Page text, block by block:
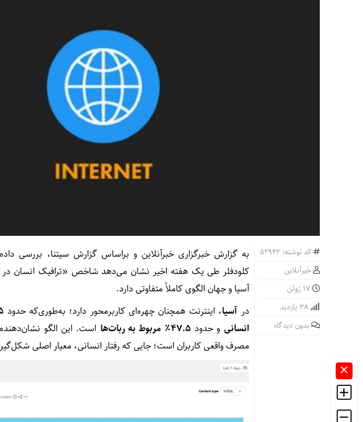
کد نوشته: 52942
خبرآنلاین
بدون دیدگاه
به گزارش خبرگزاری خبرآنلاین و براساس گزارش سیتنا، بررسی
کلودفلر طی یک هفته اخیر نشان می‌دهد شاخص «ترافیک انسان در
آسیا و جهان الگوی کاملاً متفاوتی دارد.
در آسیا، اینترنت همچنان چهره‌ای کاربرمحور دارد؛ به‌طوری‌که حدود
انسانی و حدود47.5٪ مربوط به ربات‌ها
است. این الگو
مصرف واقعی کاربران است؛ جایی که رفتار انسانی، معیار اصلی